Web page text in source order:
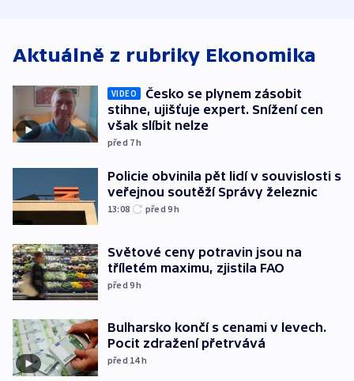
Aktuálně z rubriky Ekonomika
VIDEO
Česko se plynem zásobit
stihne, ujišťuje expert. Snížení cen
však slíbit nelze
před 7h
Policie obvinila pět lidí v souvislosti s
veřejnou soutěží Správy železnic
13:08 před 9h
Světové ceny potravin jsou na
tříletém maximu, zjistila FAO
před 9h
Bulharsko končí s cenami v levech.
Pocit zdražení přetrvává
před 14h